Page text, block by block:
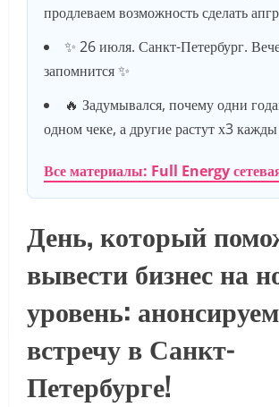
продлеваем возможность сделать
✨ 26 июля. Санкт-Петербург.
запомнится ✨
🔥 Задумывался, почему одни
одном чеке, а другие растут х3 кажды
Все материалы: Full Energy
День, который
вывести бизнес на
уровень: анонсируем
встречу в Санкт-
Петербурге!